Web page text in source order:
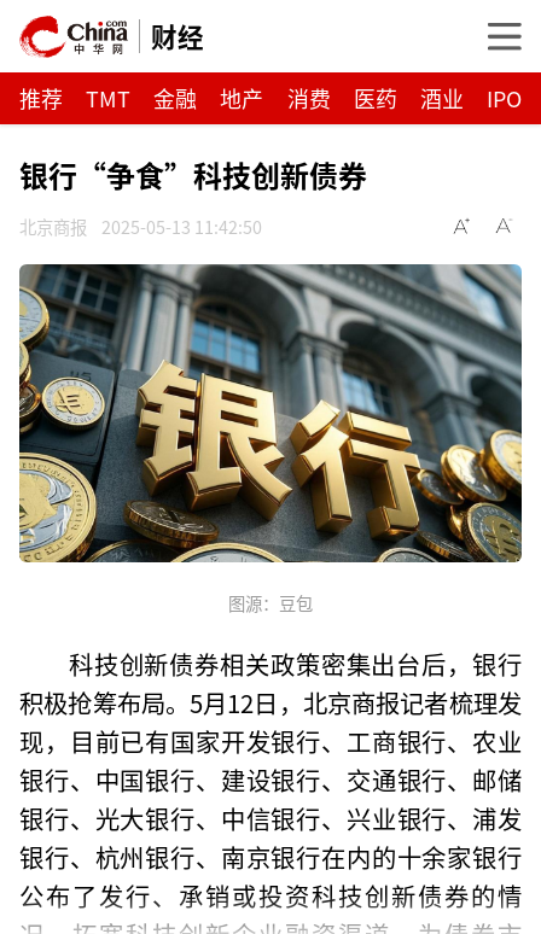
财经
推荐 TMT 金融 地产 消费 医药 酒业 IPO
银行“争食”科技创新债券
北京商报 2025-05-13 11:42:50
图源：豆包
科技创新债券相关政策密集出台后，银行
积极抢筹布局。5月12日，北京商报记者梳理发
现，目前已有国家开发银行、工商银行、农业
银行、中国银行、建设银行、交通银行、邮储
银行、光大银行、中信银行、兴业银行、浦发
银行、杭州银行、南京银行在内的十余家银行
公布了发行、承销或投资科技创新债券的情